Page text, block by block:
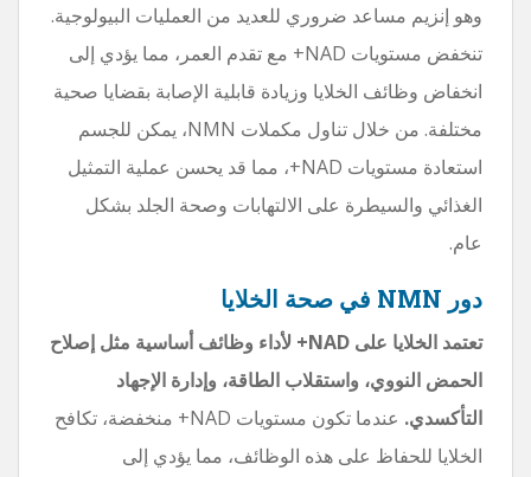
وهو إنزيم مساعد ضروري للعديد من العمليات البيولوجية.
تنخفض مستويات NAD+ مع تقدم العمر، مما يؤدي إلى
انخفاض وظائف الخلايا وزيادة قابلية الإصابة بقضايا صحية
مختلفة. من خلال تناول مكملات NMN، يمكن للجسم
استعادة مستويات NAD+، مما قد يحسن عملية التمثيل
الغذائي والسيطرة على الالتهابات وصحة الجلد بشكل
عام.
دور NMN في صحة الخلايا
تعتمد الخلايا على NAD+ لأداء وظائف أساسية مثل إصلاح
الحمض النووي، واستقلاب الطاقة، وإدارة الإجهاد
التأكسدي.
عندما تكون مستويات NAD+ منخفضة، تكافح
الخلايا للحفاظ على هذه الوظائف، مما يؤدي إلى